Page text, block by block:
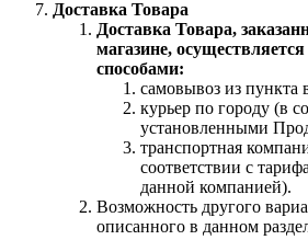
Доставка Товара
Доставка Товара,
магазине,
способами:
самовывоз из
курьер по городу (в
установленными
транспортная
соответствии с
данной компанией).
Возможность другого
описанного в данном